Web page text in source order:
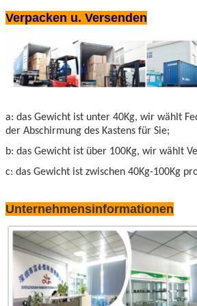
Verpacken u. Versenden
a: das Gewicht ist unter 40Kg, wir wählt
der Abschirmung des Kastens für Sie;
b: das Gewicht ist über 100Kg, wir wählt
c: das Gewicht ist zwischen 40Kg-100Kg
Unternehmensinformationen